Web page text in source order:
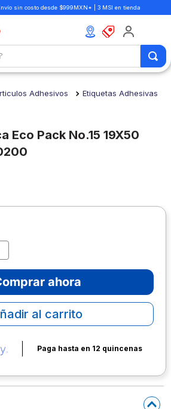
sin costo desde $999MXN* | 3 MSI en tienda
Adhesivos Etiquetas Adhesivas
Eco Pack No.15 19X50
ahora
al carrito
Paga hasta en 12 quincenas